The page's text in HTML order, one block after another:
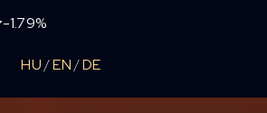
-1.79%
HU /EN /DE